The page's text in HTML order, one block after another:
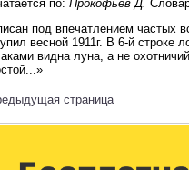
по: Прокофьев Д.
под впечатлением частых
весной 1911г. В 6-й строке
видна луна, а не
страница